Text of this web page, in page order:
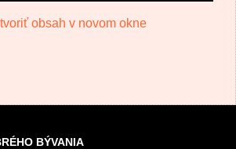
obsah v novom okne
BÝVANIA